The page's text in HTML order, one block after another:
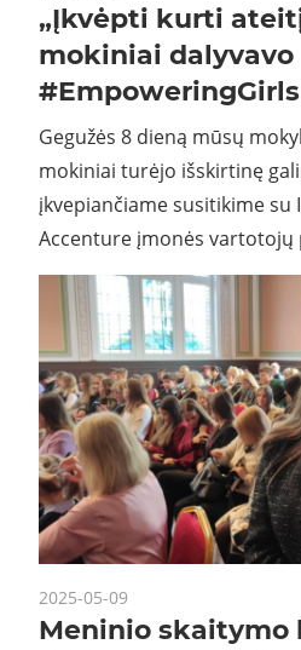
„Įkvėpti kurti
mokiniai dalyvavo
Gegužės 8 dieną mūsų
mokiniai turėjo išskirtinę
įkvepiančiame susitikime su
Accenture įmonės vartotojų
2025-05-09
Meninio skaitymo